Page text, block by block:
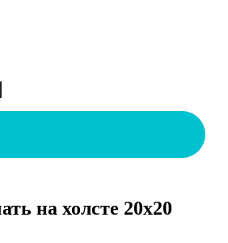
на холсте 20х20